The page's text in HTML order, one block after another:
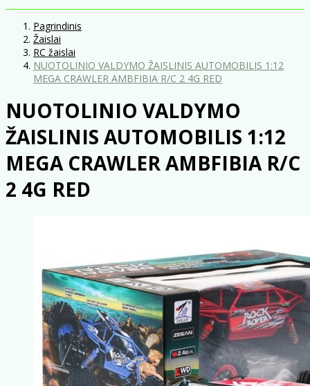
Pagrindinis
Žaislai
RC žaislai
NUOTOLINIO VALDYMO ŽAISLINIS AUTOMOBILIS 1:12
MEGA CRAWLER AMBFIBIA R/C 2 4G RED
NUOTOLINIO VALDYMO
ŽAISLINIS AUTOMOBILIS 1:12
MEGA CRAWLER AMBFIBIA R/C
2 4G RED